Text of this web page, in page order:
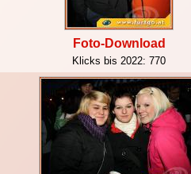
Foto-Download
Klicks bis 2022: 770